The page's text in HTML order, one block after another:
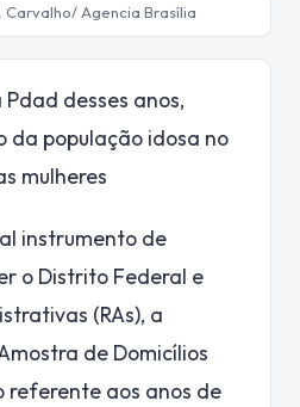
Agencia Brasília
desses anos,
da população idosa no
mulheres
instrumento de
o Distrito Federal e
(RAs), a
de Domicílios
referente aos anos de